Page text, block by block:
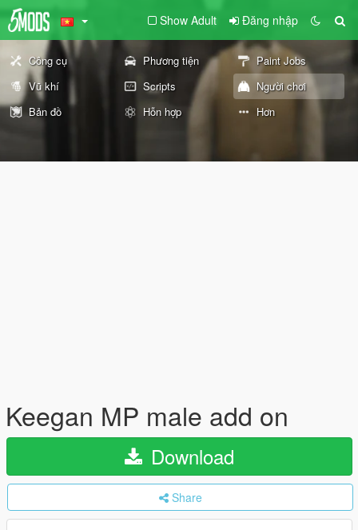
Show Adult Đăng nhập
Công cụ Phương tiện
Paint Jobs
Vũ khí
Scripts
Người chơi
Bản đồ
Hỗn hợp Hơn
Keegan MP male add on
Download
Share